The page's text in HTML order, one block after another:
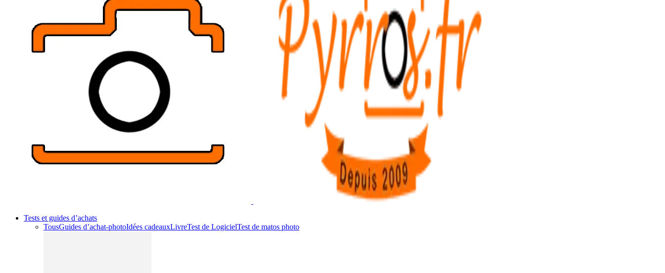
Tests et guides d’achats
TousGuides d’achat-photoIdées cadeauxLivreTest de LogicielTest de matos photo